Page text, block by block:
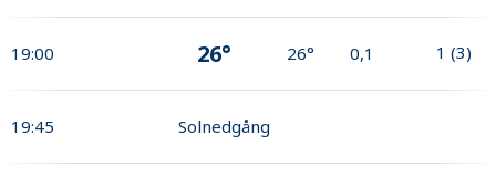
19:00 26° 26° 0,1 1 (3)
19:45 Solnedgång